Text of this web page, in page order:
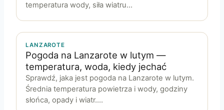
temperatura wody, siła wiatru…
LANZAROTE
Pogoda na Lanzarote w lutym —
temperatura, woda, kiedy jechać
Sprawdź, jaka jest pogoda na Lanzarote w lutym.
Średnia temperatura powietrza i wody, godziny
słońca, opady i wiatr.…